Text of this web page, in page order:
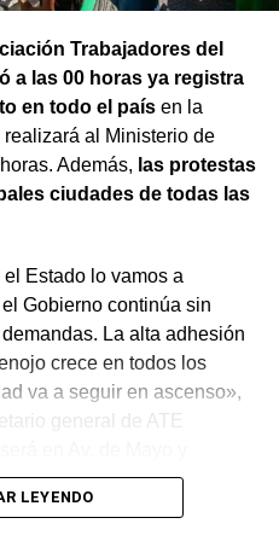
fundamentales para la
telefonía celular,
una caída del salario
e indirecto sobre las
disputa por el tiempo.
de 8 horas, instalando un
los límites entre lo
recurrir a varios empleos
dijo Chevalier y subrayó
impacta de manera
a sindicalistas y
Trabajadores del
a las 00 horas ya registra
en todo el paísen la
al Ministerio de
Además, las protestas
ciudades de todas las
Estado lo vamos a
Gobierno continúa sin
La alta adhesión
crece en todos los
va a seguir en ascenso»,
general de ATE
las 10.
LEYENDO